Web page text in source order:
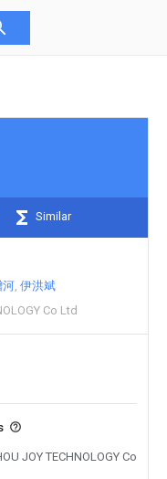
Similar
河 伊洪斌
Co Ltd
JOY TECHNOLOGY Co